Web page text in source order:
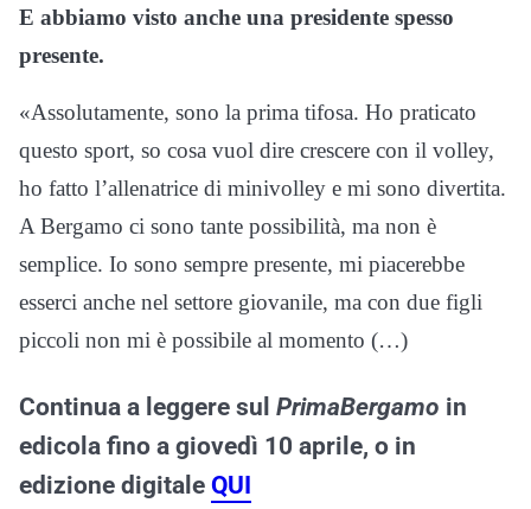
E abbiamo visto anche una presidente spesso
presente.
«Assolutamente, sono la prima tifosa. Ho praticato
questo sport, so cosa vuol dire crescere con il volley,
ho fatto l’allenatrice di minivolley e mi sono divertita.
A Bergamo ci sono tante possibilità, ma non è
semplice. Io sono sempre presente, mi piacerebbe
esserci anche nel settore giovanile, ma con due figli
piccoli non mi è possibile al momento (…)
Continua a leggere sul PrimaBergamo in
edicola fino a giovedì 10 aprile, o in
edizione digitale QUI